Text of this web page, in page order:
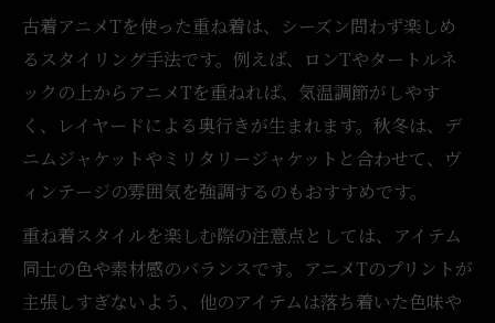
古着アニメTを使った重ね着は、シーズン問わず楽しめ
るスタイリング手法です。例えば、ロンTやタートルネ
ックの上からアニメTを重ねれば、気温調節がしやす
く、レイヤードによる奥行きが生まれます。秋冬は、デ
ニムジャケットやミリタリージャケットと合わせて、ヴ
ィンテージの雰囲気を強調するのもおすすめです。
重ね着スタイルを楽しむ際の注意点としては、アイテム
同士の色や素材感のバランスです。アニメTのプリントが
主張しすぎないよう、他のアイテムは落ち着いた色味や